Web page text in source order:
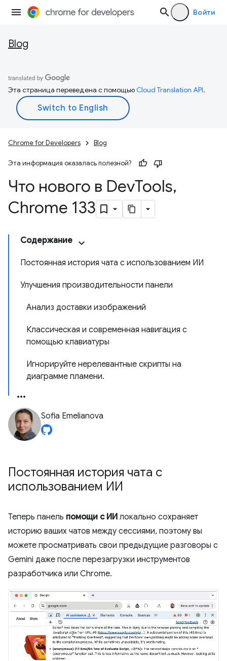
Войти
Blog
Эта страница переведена с помощьюCloud Translation API.
Chrome for Developers Blog
Эта информация оказалась полезной?
Что нового в DevTools,
Chrome 133
Содержание
Постоянная история чата с использованием ИИ
Улучшения производительности панели
Анализ доставки изображений
Классическая и современная навигация с
помощью клавиатуры
Игнорируйте нерелевантные скрипты на
диаграмме пламени.
Sofia Emelianova
Постоянная история чата с
использованием ИИ
Теперь панель помощи с ИИ локально сохраняет
историю ваших чатов между сессиями, поэтому вы
можете просматривать свои предыдущие разговоры с
Gemini даже после перезагрузки инструментов
разработчика или Chrome.